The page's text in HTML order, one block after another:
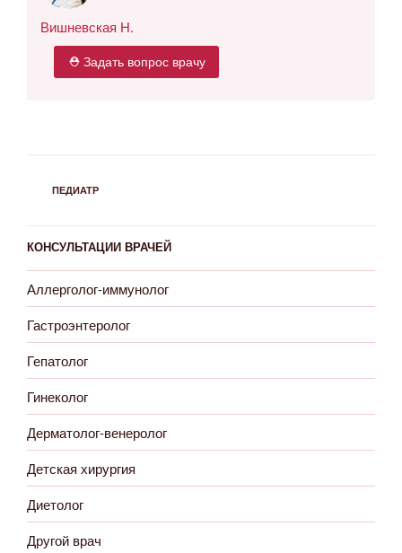
Вишневская Н.
⛑ Задать вопрос врачу
РУБРИКИ
ПЕДИАТР
КОНСУЛЬТАЦИИ ВРАЧЕЙ
Аллерголог-иммунолог
Гастроэнтеролог
Гепатолог
Гинеколог
Дерматолог-венеролог
Детская хирургия
Диетолог
Другой врач